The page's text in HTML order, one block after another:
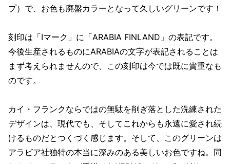
プ）で、お色も廃盤カラーとなって久しいグリーンです！
刻印は「Iマーク」に「ARABIA FINLAND」の表記です。
今後生産されるものにARABIAの文字が表記されることは
まず考えられませんので、この刻印は今では既に貴重なも
のです。
カイ・フランクならではの無駄を削ぎ落とした洗練された
デザインは、現代でも、そしてこれからも永遠に愛され続
けるものだとつくづく感じます。そして、このグリーンは
アラビア社独特の本当に深みのある美しいお色ですね。同